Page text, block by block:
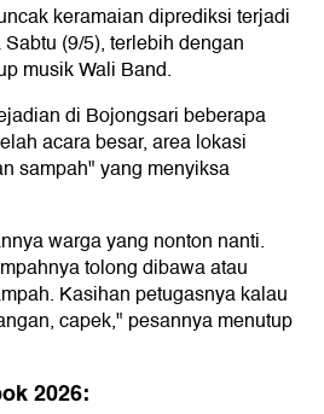
keramaian diprediksi terjadi
(9/5), terlebih dengan
musik Wali Band.
di Bojongsari beberapa
acara besar, area lokasi
sampah" yang menyiksa
warga yang nonton nanti.
tolong dibawa atau
Kasihan petugasnya kalau
capek," pesannya menutup
2026: